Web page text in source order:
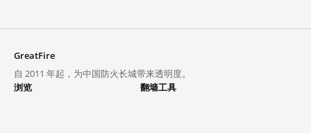
GreatFire
自 2011 年起，为中国防火长城带来透明度。
浏览
翻墙工具